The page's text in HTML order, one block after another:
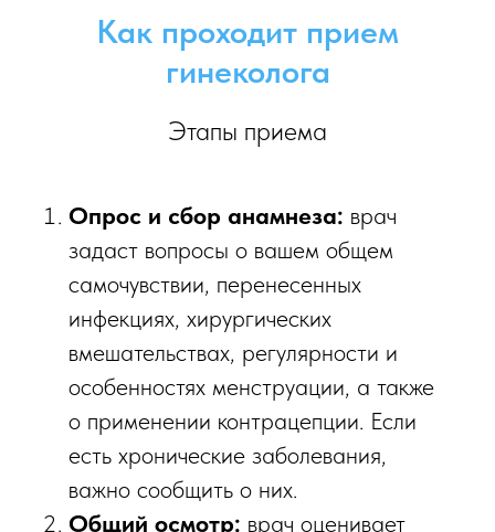
Как проходит прием
гинеколога
Этапы приема
Опрос и сбор анамнеза: врач
задаст вопросы о вашем общем
самочувствии, перенесенных
инфекциях, хирургических
вмешательствах, регулярности и
особенностях менструации, а также
о применении контрацепции. Если
есть хронические заболевания,
важно сообщить о них.
Общий осмотр: врач оценивает